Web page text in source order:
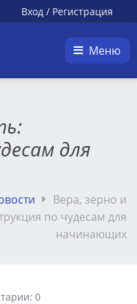
Вход / Регистрация
Меню
для
Вера, зерно и
по чудесам для
начинающих
0